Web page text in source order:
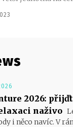
2026:
naživo
i něco navíc. V